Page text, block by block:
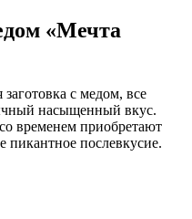
«Мечта
с медом, все
насыщенный вкус.
временем приобретают
пикантное послевкусие.